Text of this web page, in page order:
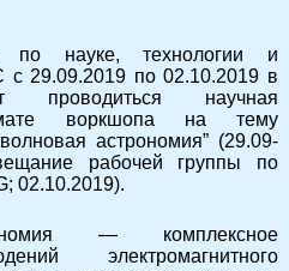
по науке, технологии и
29.09.2019 по 02.10.2019 в
проводиться научная
воркшопа на тему
астрономия” (29.09-
рабочей группы по
02.10.2019).
— комплексное
электромагнитного